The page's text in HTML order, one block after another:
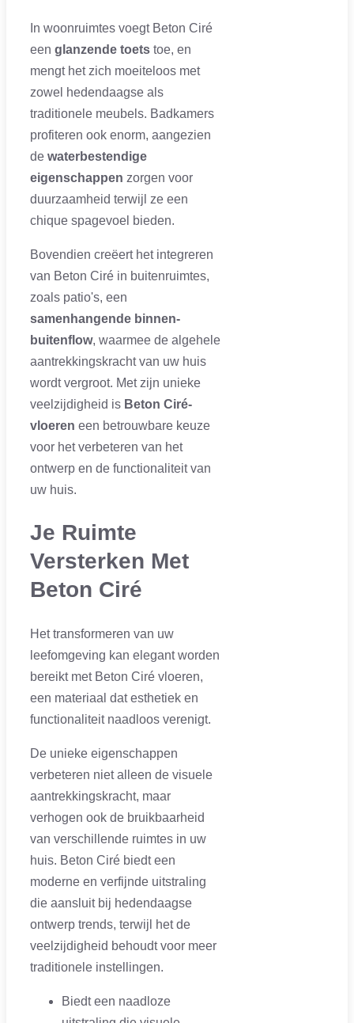
In woonruimtes voegt Beton Ciré
een glanzende toets toe, en
mengt het zich moeiteloos met
zowel hedendaagse als
traditionele meubels. Badkamers
profiteren ook enorm, aangezien
de waterbestendige
eigenschappen zorgen voor
duurzaamheid terwijl ze een
chique spagevoel bieden.
Bovendien creëert het integreren
van Beton Ciré in buitenruimtes,
zoals patio's, een
samenhangende binnen-
buitenflow, waarmee de algehele
aantrekkingskracht van uw huis
wordt vergroot. Met zijn unieke
veelzijdigheid is Beton Ciré-
vloeren een betrouwbare keuze
voor het verbeteren van het
ontwerp en de functionaliteit van
uw huis.
Je Ruimte
Versterken Met
Beton Ciré
Het transformeren van uw
leefomgeving kan elegant worden
bereikt met Beton Ciré vloeren,
een materiaal dat esthetiek en
functionaliteit naadloos verenigt.
De unieke eigenschappen
verbeteren niet alleen de visuele
aantrekkingskracht, maar
verhogen ook de bruikbaarheid
van verschillende ruimtes in uw
huis. Beton Ciré biedt een
moderne en verfijnde uitstraling
die aansluit bij hedendaagse
ontwerp trends, terwijl het de
veelzijdigheid behoudt voor meer
traditionele instellingen.
Biedt een naadloze